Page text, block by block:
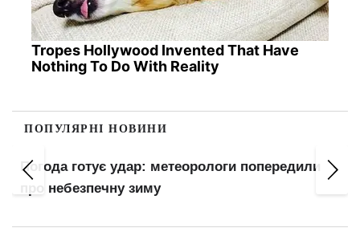
Tropes Hollywood Invented That Have
Nothing To Do With Reality
ПОПУЛЯРНІ НОВИНИ
Погода готує удар: метеорологи попередили
про небезпечну зиму